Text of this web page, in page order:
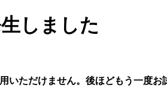
しました
いただけません。後ほどもう一度お